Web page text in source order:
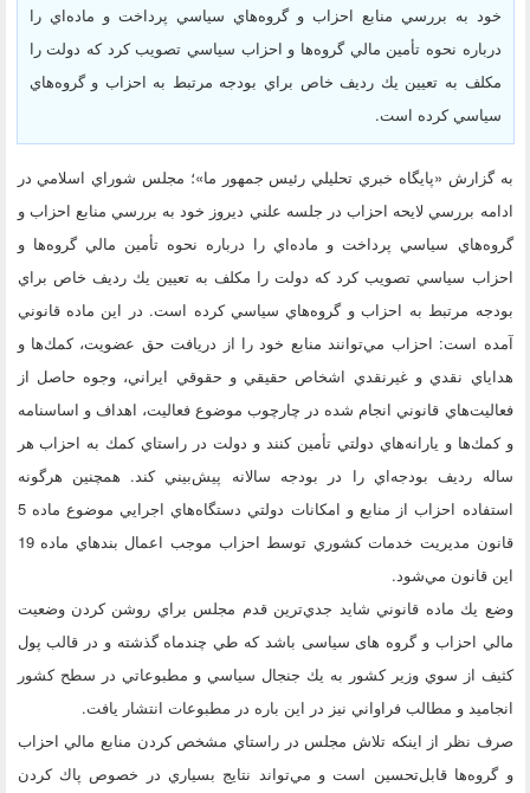
خود به بررسي منابع احزاب و گروه‌هاي سياسي پرداخت و ماده‌اي را
درباره نحوه تأمين مالي گروه‌ها و احزاب سياسي تصويب كرد كه دولت را
مكلف به تعيين يك رديف خاص براي بودجه مرتبط به احزاب و گروه‌هاي
سياسي كرده است.
به گزارش «پايگاه خبري تحليلي رئيس جمهور ما»؛ مجلس شوراي اسلامي در
ادامه بررسي لايحه احزاب در جلسه علني ديروز خود به بررسي منابع احزاب و
گروه‌هاي سياسي پرداخت و ماده‌اي را درباره نحوه تأمين مالي گروه‌ها و
احزاب سياسي تصويب كرد كه دولت را مكلف به تعيين يك رديف خاص براي
بودجه مرتبط به احزاب و گروه‌هاي سياسي كرده است. در اين ماده قانوني
آمده است: احزاب مي‌توانند منابع خود را از دريافت حق عضويت، كمك‌ها و
هداياي نقدي و غيرنقدي اشخاص حقيقي و حقوقي ايراني، وجوه حاصل از
فعاليت‌هاي قانوني انجام شده در چارچوب موضوع فعاليت، ‌اهداف و اساسنامه
و كمك‌ها و يارانه‌هاي دولتي تأمين كنند و دولت در راستاي كمك به احزاب هر
ساله رديف بودجه‌اي را در بودجه سالانه پيش‌بيني كند. همچنين هرگونه
استفاده احزاب از منابع و امكانات دولتي دستگاه‌هاي اجرايي موضوع ماده 5
قانون مديريت خدمات كشوري توسط احزاب موجب اعمال بندهاي ماده 19
اين قانون مي‌شود.
وضع يك ماده قانوني شايد جدي‌ترين قدم مجلس براي روشن كردن وضعيت
مالي احزاب و گروه های سیاسی باشد كه طي چندماه گذشته و در قالب پول
كثيف از سوي وزير كشور به يك جنجال سياسي و مطبوعاتي در سطح كشور
انجاميد و مطالب فراواني نيز در اين باره در مطبوعات انتشار يافت.
صرف نظر از اينكه تلاش مجلس در راستاي مشخص كردن منابع مالي احزاب
و گروه‌ها قابل‌تحسين است و مي‌تواند نتايج بسياري در خصوص پاك كردن